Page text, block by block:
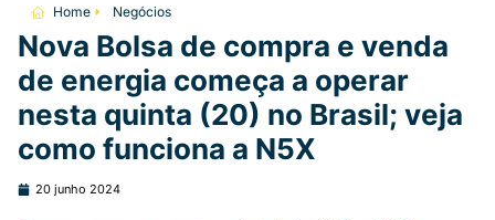
Home Negócios
Nova Bolsa de compra e venda
de energia começa a operar
nesta quinta (20) no Brasil; veja
como funciona a N5X
20 junho 2024